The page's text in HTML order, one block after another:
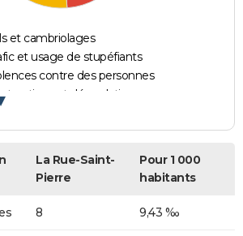
et cambriolages
et usage de stupéfiants
contre des personnes
et dégradations
La Rue-Saint-
Pierre
Pour 1 000
habitants
8 9,43 ‰